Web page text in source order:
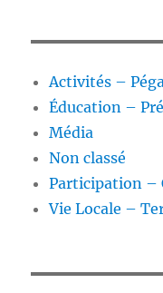
Activités –
Éducation –
Média
Non classé
Participation –
Vie Locale –